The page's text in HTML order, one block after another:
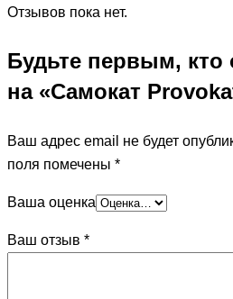
Отзывов пока нет.
Будьте первым, кто
на «Самокат
Ваш адрес email не будет
поля помечены *
Ваша оценка
Ваш отзыв *